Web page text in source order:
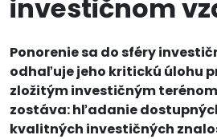
investičnom
Ponorenie sa do sféry
odhaľuje jeho kritickú úlohu
zložitým investičným
zostáva: hľadanie
kvalitných investičných